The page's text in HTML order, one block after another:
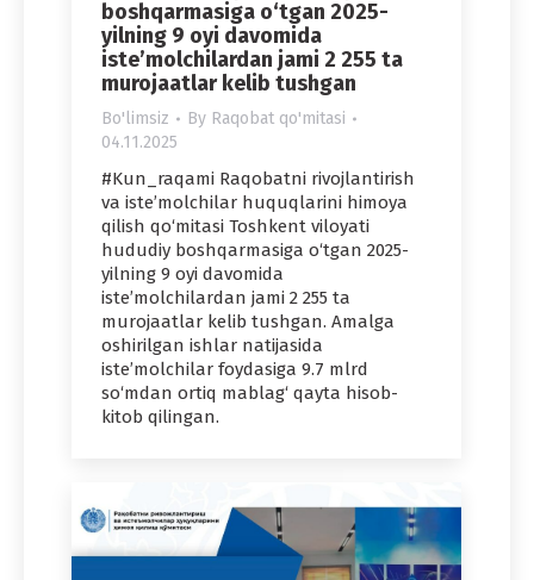
boshqarmasiga o‘tgan 2025-
yilning 9 oyi davomida
iste’molchilardan jami 2 255 ta
murojaatlar kelib tushgan
Bo'limsiz By Raqobat qo'mitasi
04.11.2025
#Kun_raqami Raqobatni rivojlantirish
va iste’molchilar huquqlarini himoya
qilish qo‘mitasi Toshkent viloyati
hududiy boshqarmasiga o‘tgan 2025-
yilning 9 oyi davomida
iste’molchilardan jami 2 255 ta
murojaatlar kelib tushgan. Amalga
oshirilgan ishlar natijasida
iste’molchilar foydasiga 9.7 mlrd
so‘mdan ortiq mablag‘ qayta hisob-
kitob qilingan.